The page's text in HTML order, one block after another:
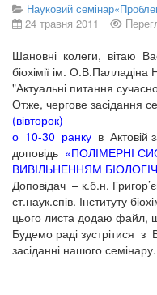
Науковий
24 травня 2011
Шановні колеги, вітаю
біохімії ім. О.В.Палладіна
"Актуальні питання
Отже, чергове засідання
(вівторок)
о 10-30 ранку в Актовій
доповідь «ПОЛІМЕРНІ
ВИВІЛЬНЕННЯМ
Доповідач – к.б.н.
ст.наук.спів. Інституту
цього листа додаю файл,
Будемо раді зустрітися
засіданні нашого